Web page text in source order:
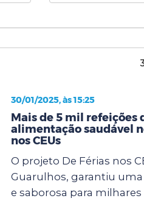
30/01/2025, às 15:25
Mais de 5 mil refeições
alimentação saudável
nos CEUs
O projeto De Férias nos
Guarulhos, garantiu
e saborosa para